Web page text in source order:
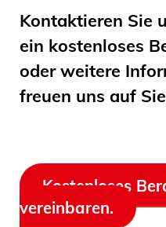
Kontaktieren Sie
ein kostenloses
oder weitere
freuen uns auf
Kostenloses
vereinbaren.